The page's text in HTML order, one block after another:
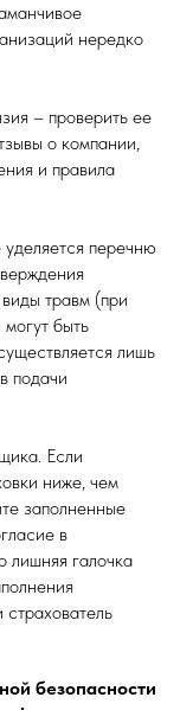
нередко
– проверить ее
о компании,
и правила
перечню
травм (при
быть
лишь
подачи
Если
ниже, чем
заполненные
в
лишняя галочка
безопасности